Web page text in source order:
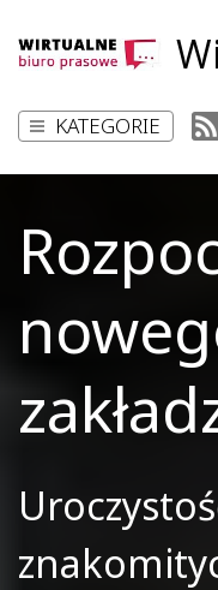
KATEGORIE